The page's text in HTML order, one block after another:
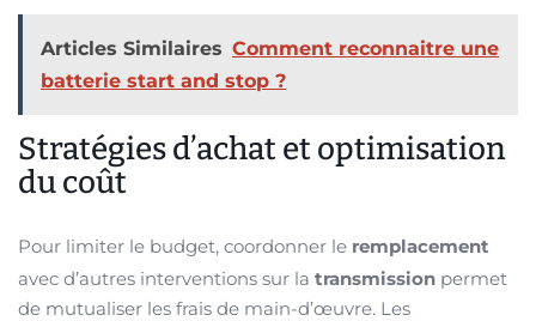
Articles Similaires Comment reconnaitre une
batterie start and stop ?
Stratégies d’achat et optimisation
du coût
Pour limiter le budget, coordonner le remplacement
avec d’autres interventions sur la transmission permet
de mutualiser les frais de main-d’œuvre. Les